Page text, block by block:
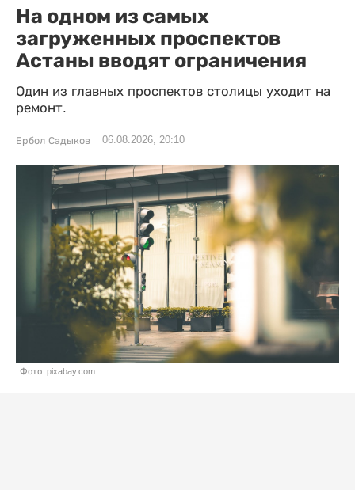
На одном из самых
загруженных проспектов
Астаны вводят ограничения
Один из главных проспектов столицы уходит на
ремонт.
Ербол Садыков 06.08.2026, 20:10
Фото: pixabay.com